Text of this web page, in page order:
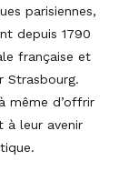
parisiennes,
depuis 1790
française et
Strasbourg.
même d’offrir
à leur avenir